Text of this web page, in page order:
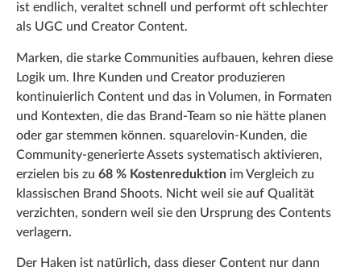
ist endlich, veraltet schnell und performt oft schlechter
als UGC und Creator Content.
Marken, die starke Communities aufbauen, kehren diese
Logik um. Ihre Kunden und Creator produzieren
kontinuierlich Content und das in Volumen, in Formaten
und Kontexten, die das Brand-Team so nie hätte planen
oder gar stemmen können. squarelovin-Kunden, die
Community-generierte Assets systematisch aktivieren,
erzielen bis zu 68 % Kostenreduktion im Vergleich zu
klassischen Brand Shoots. Nicht weil sie auf Qualität
verzichten, sondern weil sie den Ursprung des Contents
verlagern.
Der Haken ist natürlich, dass dieser Content nur dann